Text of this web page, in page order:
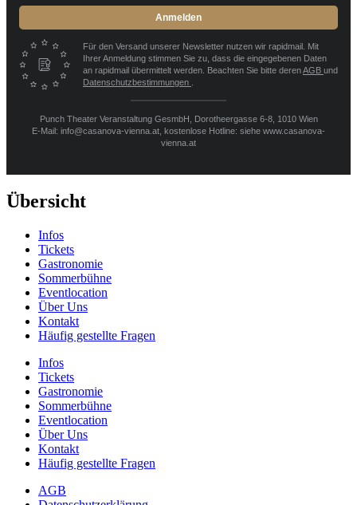
Anmelden
Für den Versand unserer Newsletter nutzen wir rapidmail. Mit
Ihrer Anmeldung stimmen Sie zu, dass die eingegebenen Daten
an rapidmail übermittelt werden. Beachten Sie bitte derenAGB und
Datenschutzbestimmungen
Punch Theater Veranstaltung GesmbH, Dorotheergasse 6-8, 1010 Wien
E-Mail: info@casanova-vienna.at, kostenlose Hotline: siehe www.casanova-
vienna.at
Übersicht
Infos
Tickets
Gastronomie
Sommerbühne
Eventlocation
Über Uns
Kontakt
Häufig gestellte Fragen
Infos
Tickets
Gastronomie
Sommerbühne
Eventlocation
Über Uns
Kontakt
Häufig gestellte Fragen
AGB